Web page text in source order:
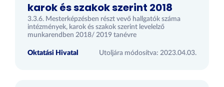
karok és szakok szerint 2018
3.3.6. Mesterképzésben részt vevő hallgatók száma
intézmények, karok és szakok szerint levelelző
munkarendben 2018/ 2019 tanévre
Oktatási Hivatal Utoljára módosítva: 2023.04.03.